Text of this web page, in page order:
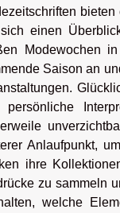
einen
Modewochen
Saison an
persönliche
Anlaufpunkt,
ihre
zu sammeln
welche